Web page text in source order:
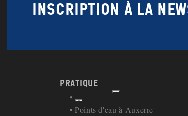
Inscription à la
Pratique
Afficher
Retour à la navigation
Points d'eau à Auxerre